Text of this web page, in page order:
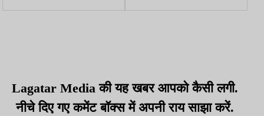
अपशब्द कहे गये, भाजपा ने
योगी को सौंपी, हिंदुओं की
Lagatar Media की यह खबर आपको कैसी लगी.
नीचे दिए गए कमेंट बॉक्स में अपनी राय साझा करें.